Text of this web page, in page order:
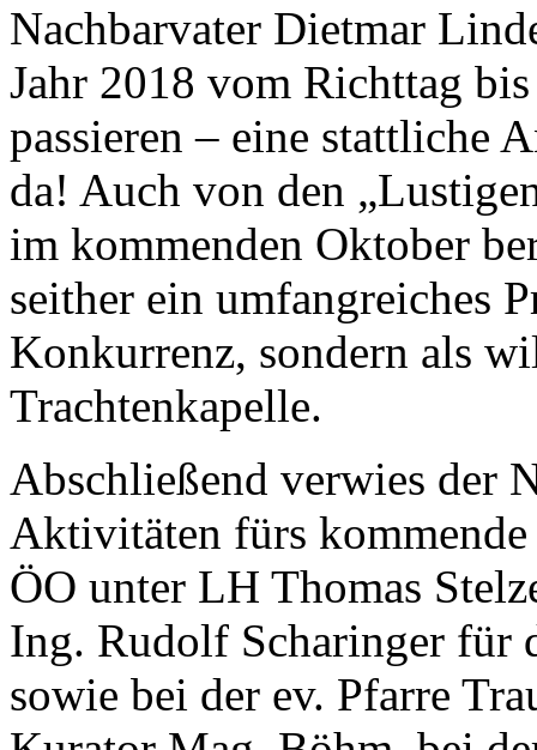
Nachbarvater Dietmar
Jahr 2018 vom Richttag
passieren – eine stattliche
da! Auch von den
im kommenden Oktober
seither ein umfangreiches
Konkurrenz, sondern als
Trachtenkapelle.
Abschließend verwies der
Aktivitäten fürs
ÖO unter LH Thomas
Ing. Rudolf Scharinger für
sowie bei der ev. Pfarre